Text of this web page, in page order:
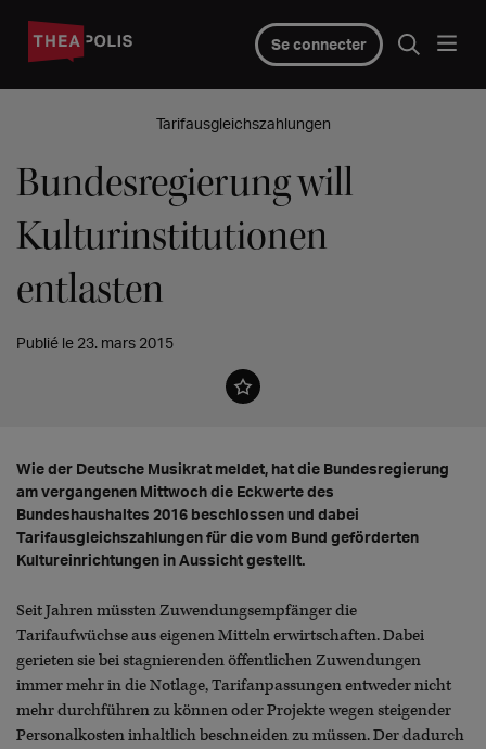
Se connecter
Tarifausgleichszahlungen
Bundesregierung will
Kulturinstitutionen
entlasten
Publié le 23. mars 2015
Wie der Deutsche Musikrat meldet, hat die Bundesregierung
am vergangenen Mittwoch die Eckwerte des
Bundeshaushaltes 2016 beschlossen und dabei
Tarifausgleichszahlungen für die vom Bund geförderten
Kultureinrichtungen in Aussicht gestellt.
Seit Jahren müssten Zuwendungsempfänger die
Tarifaufwüchse aus eigenen Mitteln erwirtschaften. Dabei
gerieten sie bei stagnierenden öffentlichen Zuwendungen
immer mehr in die Notlage, Tarifanpassungen entweder nicht
mehr durchführen zu können oder Projekte wegen steigender
Personalkosten inhaltlich beschneiden zu müssen. Der dadurch